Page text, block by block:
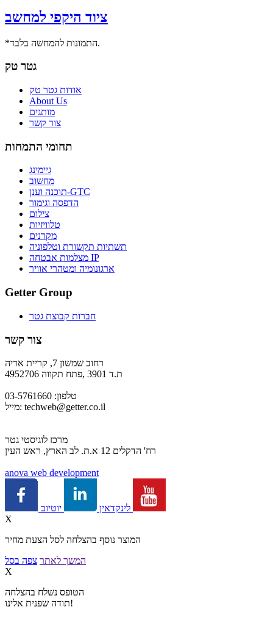
ציוד היקפי למחשב
*התמונות להמחשה בלבד.
גטר טק
אודות גטר טק
About Us
מותגים
צור קשר
תחומי התמחות
גיימינג
מחשוב
תוכנה וענן-GTC
הדפסה וגימור
צילום
טלוויזיות
מקרנים
תשתיות תקשורת וטלפוניה
מצלמות אבטחה IP
ארגונומיה ומטהרי אוויר
Getter Group
חברות קבוצת גטר
צור קשר
רחוב שמשון 7, קריית אריה
ת.ד 3901 ,פתח תקווה 4952706
טלפון: 03-5761660
מייל: techweb@getter.co.il
מרכז לוגיסטי גטר
רח' הדקלים 12 א.ת. לב הארץ, ראש העין
anova web development
לינקדאין
X
המוצר נוסף בהצלחה לסל הצעת מחיר
המשך לאתר צפה בסל
X
הטופס נשלח בהצלחה
תודה שפנית אלינו!